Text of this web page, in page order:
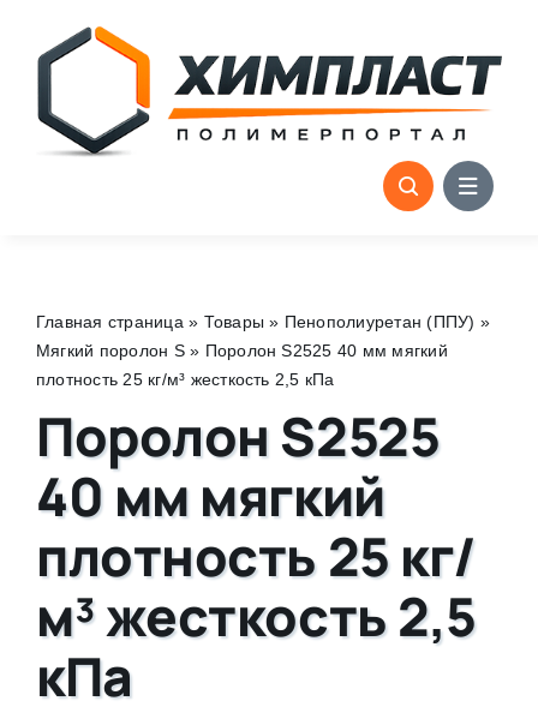
content
Главная страница » Товары » Пенополиуретан (ППУ) »
Мягкий поролон S» Поролон S2525 40 мм мягкий
плотность 25 кг/м³ жесткость 2,5 кПа
Поролон S2525
40 мм мягкий
плотность 25 кг/
м³ жесткость 2,5
кПа